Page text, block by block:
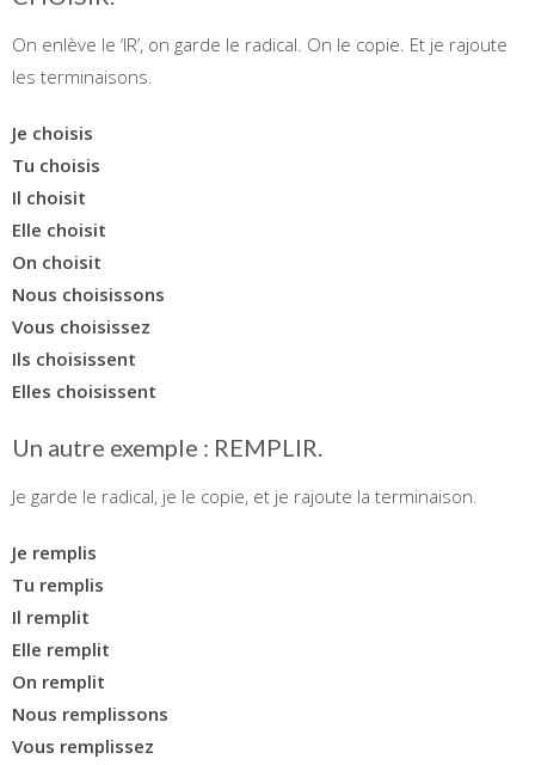
On enlève le ‘IR’, on garde le radical. On le copie. Et je rajoute
les terminaisons.
Je choisis
Tu choisis
Il choisit
Elle choisit
On choisit
Nous choisissons
Vous choisissez
Ils choisissent
Elles choisissent
Un autre exemple : REMPLIR.
Je garde le radical, je le copie, et je rajoute la terminaison.
Je remplis
Tu remplis
Il remplit
Elle remplit
On remplit
Nous remplissons
Vous remplissez